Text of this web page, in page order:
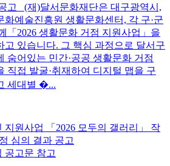
고 (재)달서문화재단은 대구광역시,
화예술진흥원 생활문화센터, 각 구·군
「2026 생활문화 거점 지원사업」을
고 있습니다. 그 핵심 과정으로 달서구
숨어있는 민간·공공 생활문화 거점
직접 발굴·취재하여 디지털 맵을 구
세대별 �...
지원사업 「2026 모두의 갤러리」 작
심의 결과 공고
공고문 참고